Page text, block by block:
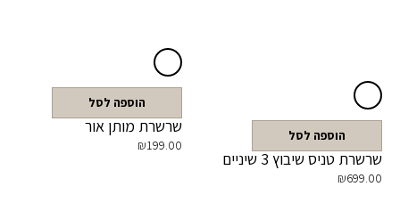
הוספה לסל
שרשרת טניס שיבוץ 3 שיניים
₪699.00
הוספה לסל
שרשרת מותן אור
₪199.00